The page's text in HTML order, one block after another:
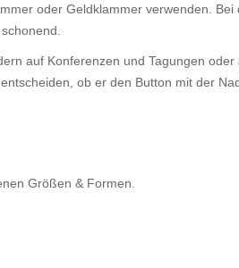
oder Geldklammer verwenden. Bei
auf Konferenzen und Tagungen oder
ob er den Button mit der
Größen & Formen.